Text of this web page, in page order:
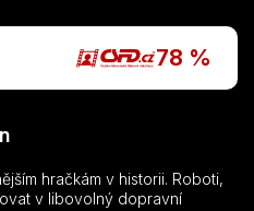
78 %
hračkám v historii. Roboti,
v libovolný dopravní